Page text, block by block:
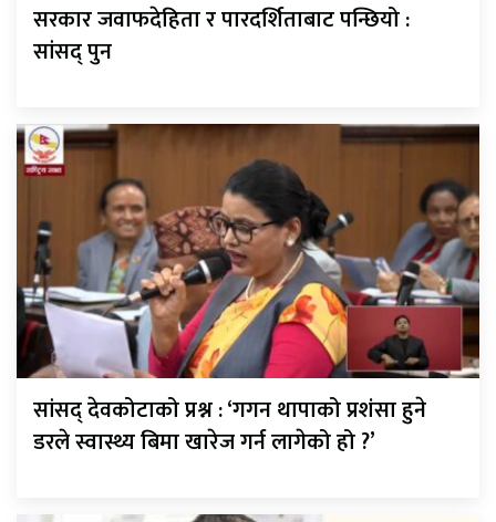
सरकार जवाफदेहिता र पारदर्शिताबाट पन्छियो :
सांसद् पुन
सांसद् देवकोटाको प्रश्न : ‘गगन थापाको प्रशंसा हुने
डरले स्वास्थ्य बिमा खारेज गर्न लागेको हो ?’